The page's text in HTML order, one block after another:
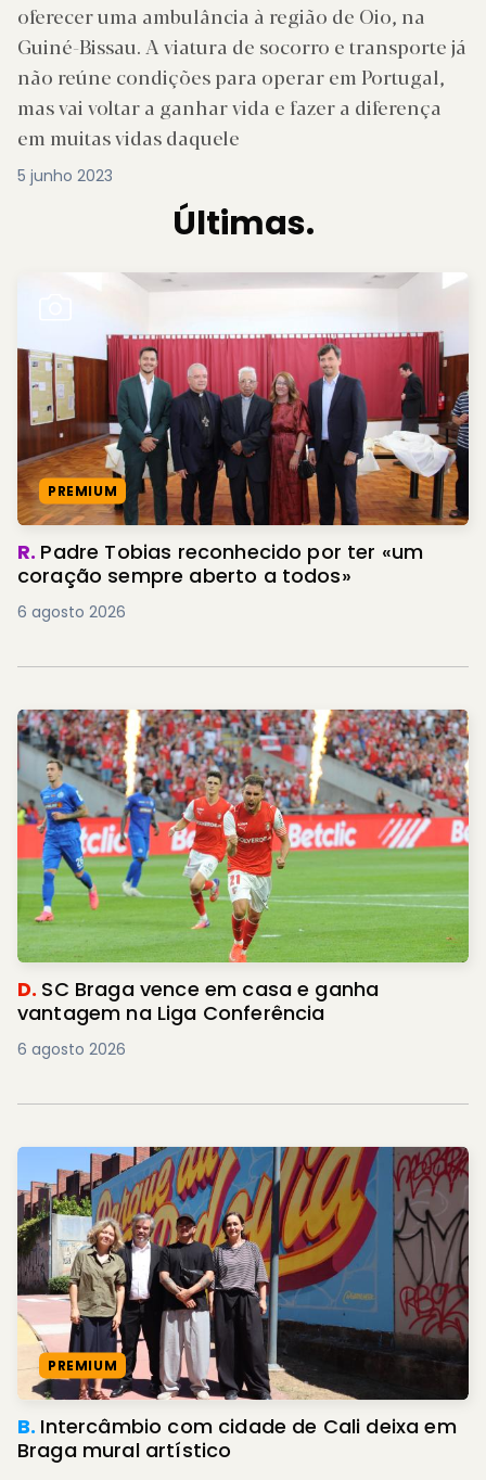
oferecer uma ambulância à região de Oio, na
Guiné-Bissau. A viatura de socorro e transporte já
não reúne condições para operar em Portugal,
mas vai voltar a ganhar vida e fazer a diferença
em muitas vidas daquele
5 junho 2023
Últimas.
PREMIUM
R. Padre Tobias reconhecido por ter «um
coração sempre aberto a todos»
6 agosto 2026
D. SC Braga vence em casa e ganha
vantagem na Liga Conferência
6 agosto 2026
PREMIUM
B. Intercâmbio com cidade de Cali deixa em
Braga mural artístico